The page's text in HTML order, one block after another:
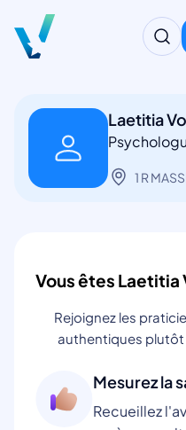
Laetitia
1 R
Vous êtes Laetitia
Rejoignez les
authentiques plutôt
Mesurez la
Recueillez